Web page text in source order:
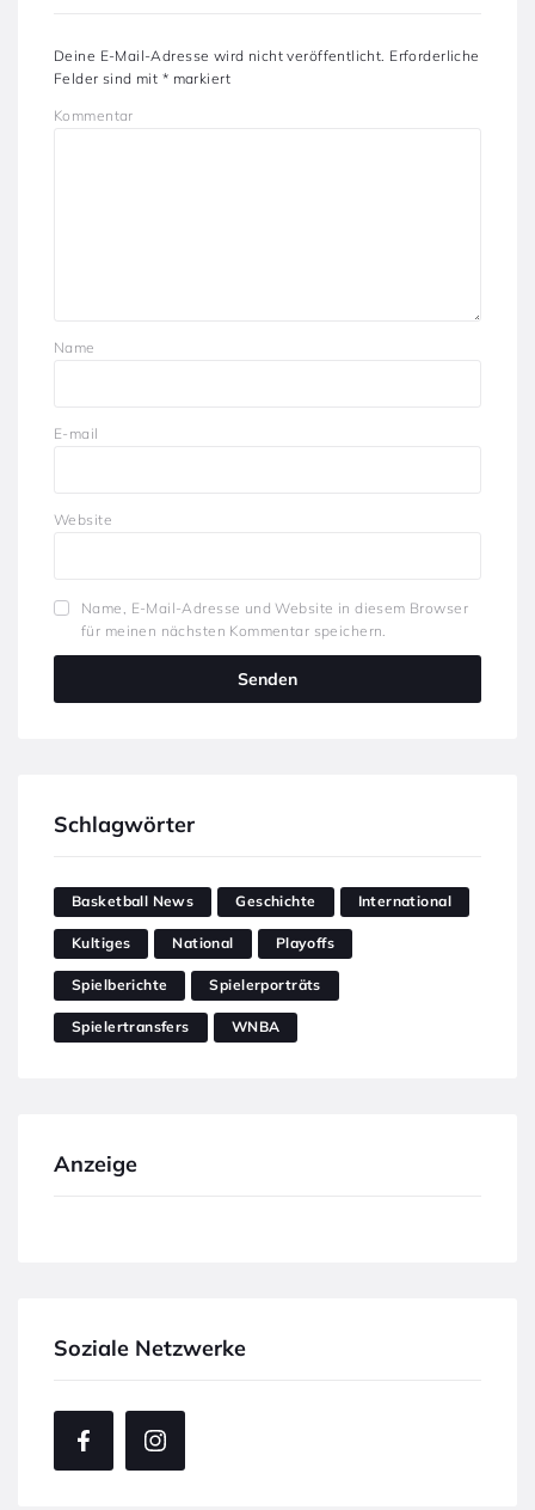
Deine E-Mail-Adresse wird nicht veröffentlicht. Erforderliche
Felder sind mit * markiert
Kommentar
Name
E-mail
Website
Name, E-Mail-Adresse und Website in diesem Browser
für meinen nächsten Kommentar speichern.
Schlagwörter
Basketball News Geschichte International
Kultiges National Playoffs
Spielberichte Spielerporträts
Spielertransfers WNBA
Anzeige
Soziale Netzwerke